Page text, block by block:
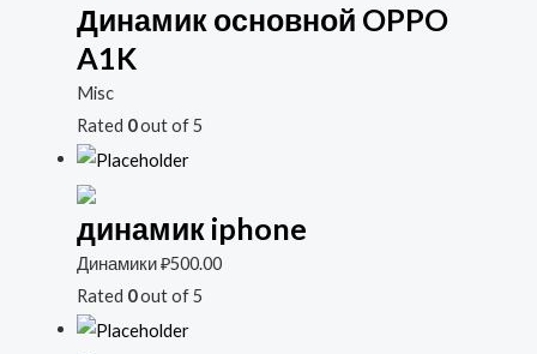
Динамик основной OPPO
A1K
Misc
Rated 0out of 5
динамик iphone
Динамики₽500.00
Rated 0out of 5